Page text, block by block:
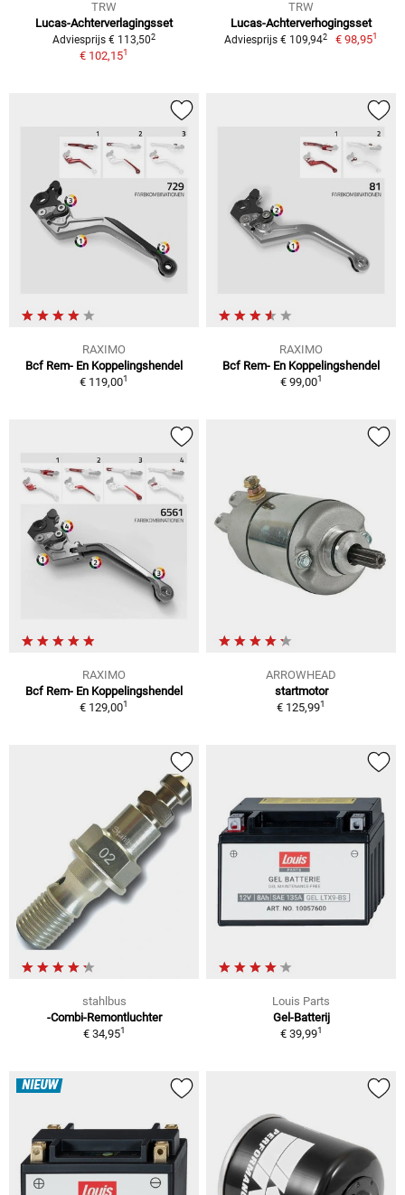
TRW
Lucas-Achterverlagingsset
Adviesprijs € 113,502
€ 102,151
TRW
Lucas-Achterverhogingsset
Adviesprijs € 109,942 € 98,951
RAXIMO
Bcf Rem- En Koppelingshendel
€ 119,001
RAXIMO
Bcf Rem- En Koppelingshendel
€ 99,001
RAXIMO
Bcf Rem- En Koppelingshendel
€ 129,001
ARROWHEAD
startmotor
€ 125,991
stahlbus
-Combi-Remontluchter
€ 34,951
Louis Parts
Gel-Batterij
€ 39,991
NIEUW